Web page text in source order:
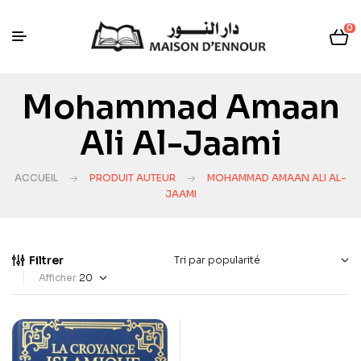
0
Mohammad Amaan
Ali Al-Jaami
ACCUEIL PRODUIT AUTEUR
MOHAMMAD AMAAN ALI AL-
JAAMI
Filtrer
Afficher